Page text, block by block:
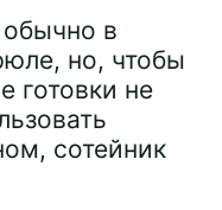
в
но, чтобы
готовки не
сотейник